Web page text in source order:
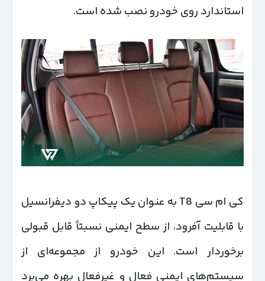
استاندارد روی خودرو نصب شده است.
کی ام سی T8 به عنوان یک پیکاپ دو دیفرانسیل
با قابلیت آفرود، از سطح ایمنی نسبتاً قابل قبولی
برخوردار است. این خودرو از مجموعه‌ای از
سیستم‌های ایمنی فعال و غیرفعال بهره می‌برد